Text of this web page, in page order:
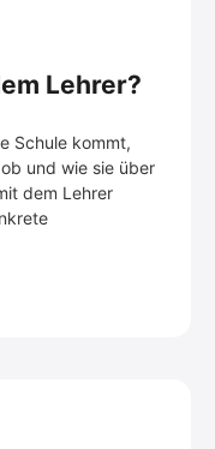
Lehrer?
Schule kommt,
und wie sie über
dem Lehrer